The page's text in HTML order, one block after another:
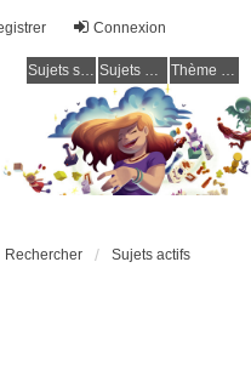
Connexion
Sujets sans réponse Sujets actifs Thème clair / foncé
Rechercher Sujets actifs